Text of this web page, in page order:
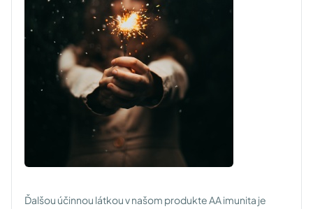
Ďalšou účinnou látkou v našom produkte AA imunita je